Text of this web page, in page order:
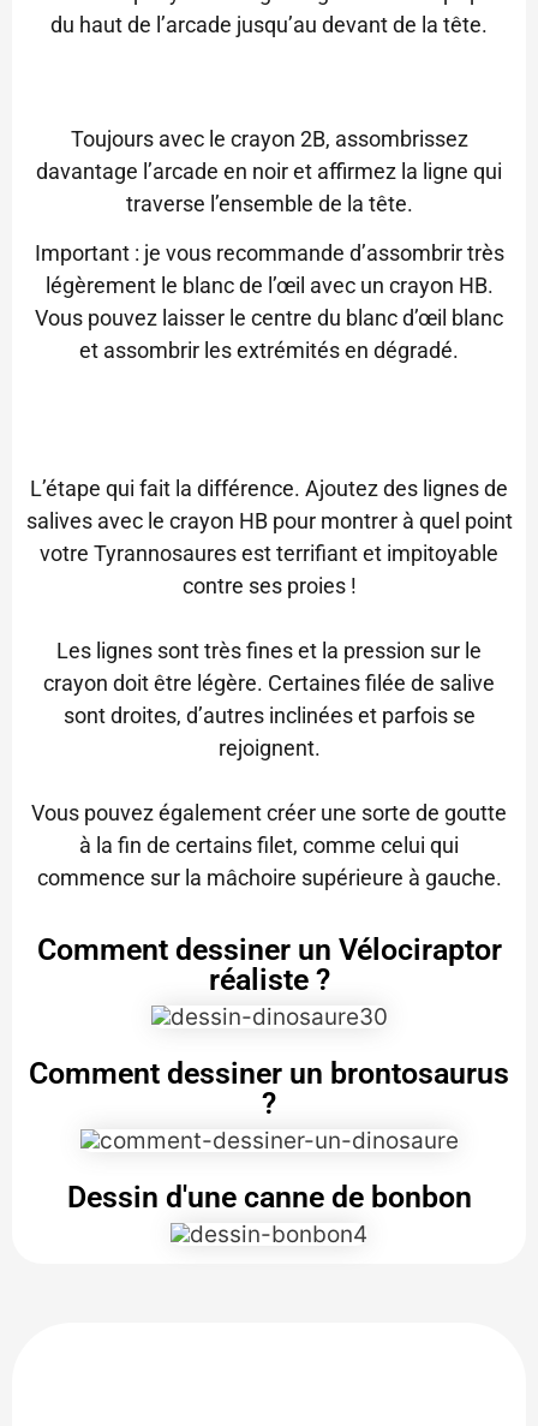
du haut de l’arcade jusqu’au devant de la tête.
Toujours avec le crayon 2B, assombrissez
davantage l’arcade en noir et affirmez la ligne qui
traverse l’ensemble de la tête.
Important : je vous recommande d’assombrir très
légèrement le blanc de l’œil avec un crayon HB.
Vous pouvez laisser le centre du blanc d’œil blanc
et assombrir les extrémités en dégradé.
L’étape qui fait la différence. Ajoutez des lignes de
salives avec le crayon HB pour montrer à quel point
votre Tyrannosaures est terrifiant et impitoyable
contre ses proies !
Les lignes sont très fines et la pression sur le
crayon doit être légère. Certaines filée de salive
sont droites, d’autres inclinées et parfois se
rejoignent.
Vous pouvez également créer une sorte de goutte
à la fin de certains filet, comme celui qui
commence sur la mâchoire supérieure à gauche.
Comment dessiner un Vélociraptor
réaliste ?
Comment dessiner un brontosaurus
?
Dessin d'une canne de bonbon